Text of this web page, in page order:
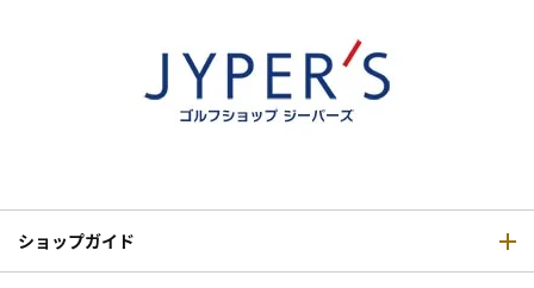
ショップガイド